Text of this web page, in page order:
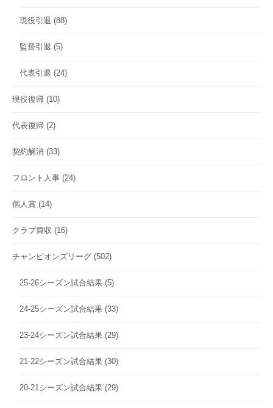
現役引退 (88)
監督引退 (5)
代表引退 (24)
現役復帰 (10)
代表復帰 (2)
契約解消 (33)
フロント人事 (24)
個人賞 (14)
クラブ買収 (16)
チャンピオンズリーグ (502)
25-26シーズン試合結果 (5)
24-25シーズン試合結果 (33)
23-24シーズン試合結果 (29)
21-22シーズン試合結果 (30)
20-21シーズン試合結果 (29)